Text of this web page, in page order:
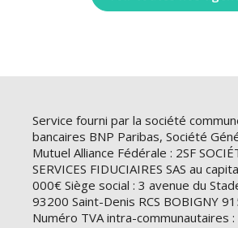
Service fourni par la société
bancaires BNP Paribas, Société
Mutuel Alliance Fédérale : 2SF
SERVICES FIDUCIAIRES SAS au
000€ Siège social : 3 avenue du
93200 Saint-Denis RCS BOBIGNY
Numéro TVA intra-communautaires :